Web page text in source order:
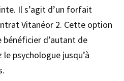
Il s’agit d’un forfait
Vitanéor 2. Cette option
d’autant de
psychologue jusqu’à